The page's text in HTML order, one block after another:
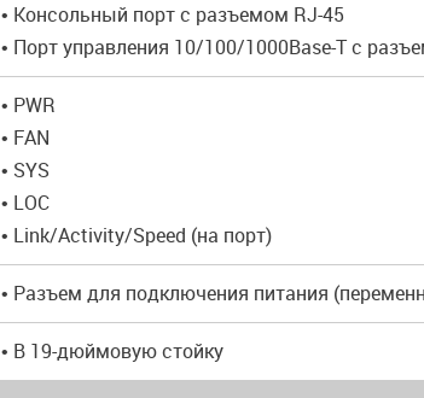
• Консольный порт с разъемом RJ-45
• Порт управления 10/100/1000Base-T с
• PWR
• FAN
• SYS
• LOC
• Link/Activity/Speed (на порт)
• Разъем для подключения питания
• В 19-дюймовую стойку